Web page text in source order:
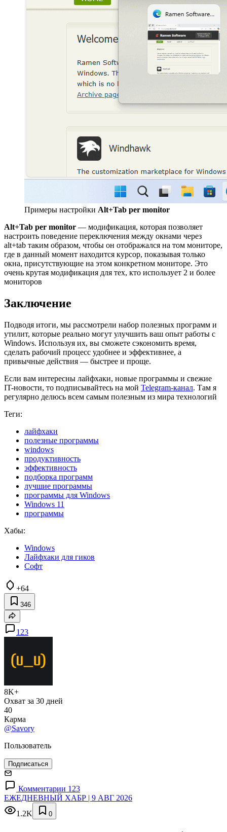
Примеры настройки Alt+Tab per monitor
Alt+Tab per monitor — модификация, которая позволяет
настроить поведение переключения между окнами через
alt+tab таким образом, чтобы он отображался на том мониторе,
где в данный момент находится курсор, показывая только
окна, присутствующие на этом конкретном мониторе. Это
очень крутая модификация для тех, кто использует 2 и более
мониторов
Заключение
Подводя итоги, мы рассмотрели набор полезных программ и
утилит, которые реально могут улучшить ваш опыт работы с
Windows. Используя их, вы сможете сэкономить время,
сделать рабочий процесс удобнее и эффективнее, а
привычные действия — быстрее и проще.
Если вам интересны лайфхаки, новые программы и свежие
IT-новости, то подписывайтесь на мой Telegram-канал. Там я
регулярно делюсь всем самым полезным из мира технологий
Теги:
лайфхаки
полезные программы
windows
продуктивность
эффективность
подборка программ
лучшие программы
программы для Windows
Windows 11
программы
Хабы:
Windows
Лайфхаки для гиков
Софт
+64
346
123
8K+
Охват за 30 дней
40
Карма
@Savory
Пользователь
Подписаться
Комментарии 123
ЕЖЕДНЕВНЫЙ ХАБР | 9 АВГ 2026
1.2K
0